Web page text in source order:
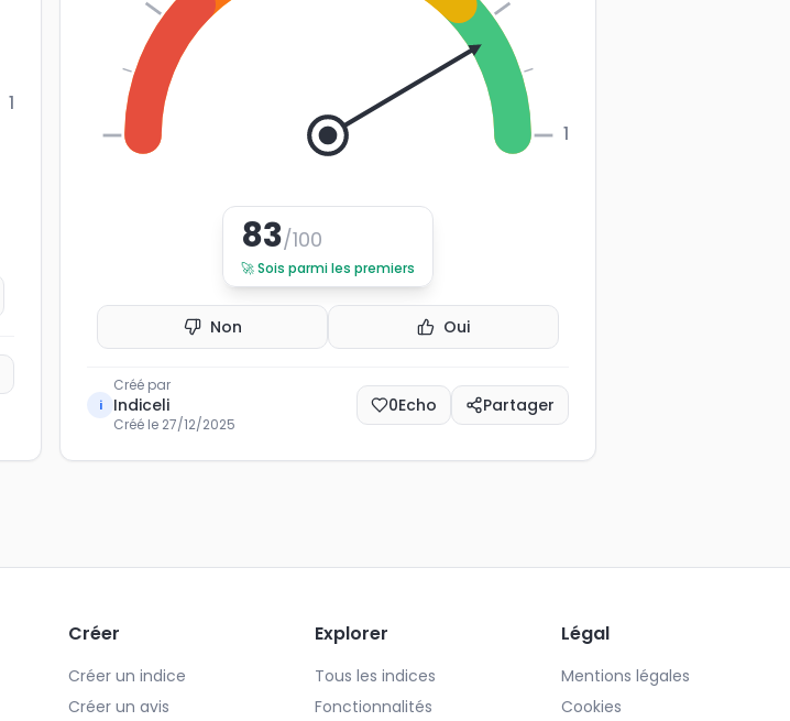
100
100
83/100
🚀Sois parmi les premiers
Non Oui
i
Créé par
Indiceli
Créé le 27/12/2025
0Echo Partager
Créer
Créer un indice
Créer un avis
Explorer
Tous les indices
Fonctionnalités
Légal
Mentions légales
Cookies